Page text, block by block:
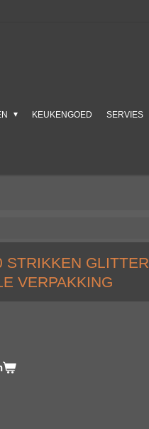
KEUKENGOED SERVIES
STRIKKEN GLITTER
VERPAKKING